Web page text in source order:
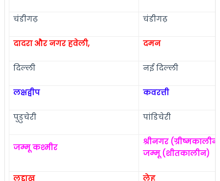
चंडीगढ़ चंडीगढ़
दादरा और नगर हवेली, दमन
दिल्ली नई दिल्ली
लक्षद्वीप कवरत्ती
पुडुचेरी पांडिचेरी
जम्मू कश्मीर
श्रीनगर
जम्मू (शीतकालीन)
लद्दाख लेह